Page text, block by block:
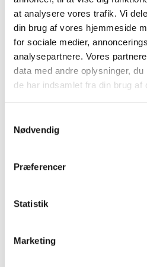
at analysere vores trafik. Vi
din brug af vores hjemmeside
for sociale medier,
analysepartnere. Vores
data med andre oplysninger,
de har indsamlet fra din brug af
Nødvendig
Præferencer
Statistik
Marketing
miljøvenlig (82%) og
Der er mindre enighed om, at
er økonomisk tilgængelig og
kunne antyde, at en mere
definerer og indgår som
eksisterer blandt danskerne.
Mejeriprodukters